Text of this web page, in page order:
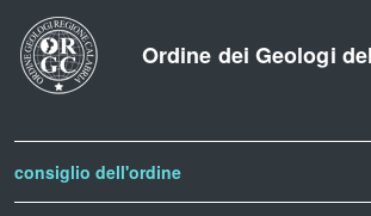
Ordine dei Geologi
consiglio dell'ordine